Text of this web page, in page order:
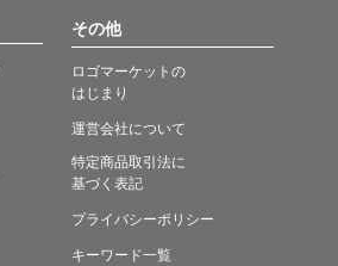
その他
ロゴマーケットの
はじまり
運営会社について
特定商品取引法に
基づく表記
プライバシーポリシー
キーワード一覧